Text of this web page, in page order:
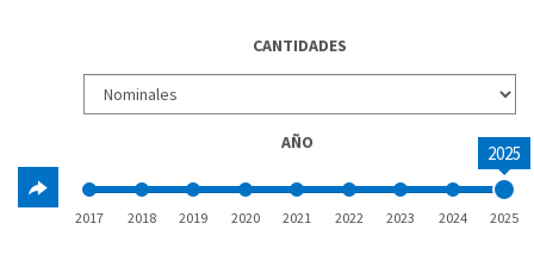
CANTIDADES
AÑO 2025
2017 2018 2019 2020 2021 2022 2023 2024 2025